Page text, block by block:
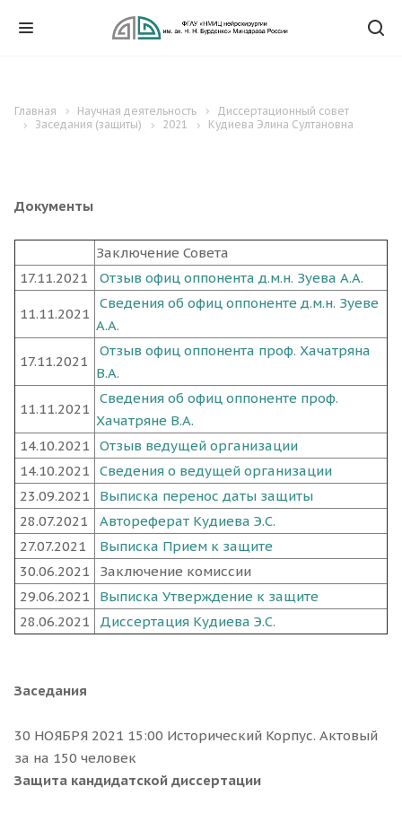
Главная Научная деятельность
Диссертационный совет
Заседания (защиты)
2021 Кудиева Элина Султановна
Документы
Заключение Совета
17.11.2021
Отзыв офиц оппонента д.м.н. Зуева А.А.
11.11.2021
Сведения об офиц оппоненте д.м.н. Зуеве
А.А.
17.11.2021
Отзыв офиц оппонента проф. Хачатряна
В.А.
11.11.2021
Сведения об офиц оппоненте проф.
Хачатряне В.А.
14.10.2021
Отзыв ведущей организации
14.10.2021
Сведения о ведущей организации
23.09.2021
Выписка перенос даты защиты
28.07.2021
Автореферат Кудиева Э.С.
27.07.2021
Выписка Прием к защите
30.06.2021
Заключение комиссии
29.06.2021
Выписка Утверждение к защите
28.06.2021
Диссертация Кудиева Э.С.
Заседания
30 НОЯБРЯ 2021 15:00 Исторический Корпус. Актовый
за на 150 человек
Защита кандидатской диссертации